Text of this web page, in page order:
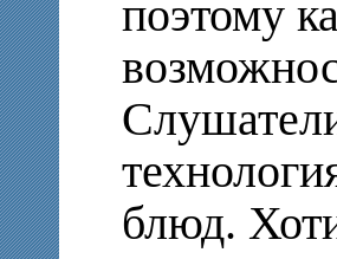
поэтому
блюд.